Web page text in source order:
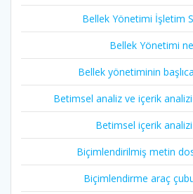
Bellek Yönetimi İşletim
Bellek Yönetimi
Bellek yönetiminin
Betimsel analiz ve içerik
Betimsel içerik
Biçimlendirilmiş metin
Biçimlendirme araç